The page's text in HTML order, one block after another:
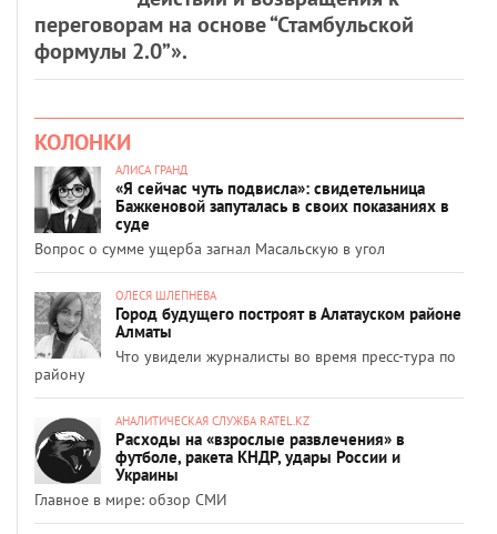
переговорам на основе “Стамбульской
формулы 2.0”».
КОЛОНКИ
АЛИСА ГРАНД
«Я сейчас чуть подвисла»: свидетельница
Бажкеновой запуталась в своих показаниях в
суде
Вопрос о сумме ущерба загнал Масальскую в угол
ОЛЕСЯ ШЛЕПНЕВА
Город будущего построят в Алатауском районе
Алматы
Что увидели журналисты во время пресс-тура по
району
АНАЛИТИЧЕСКАЯ СЛУЖБА RATEL.KZ
Расходы на «взрослые развлечения» в
футболе, ракета КНДР, удары России и
Украины
Главное в мире: обзор СМИ